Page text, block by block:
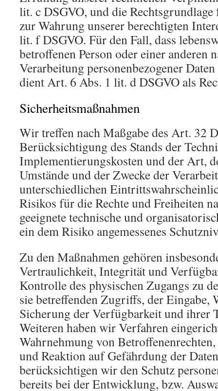
lit. c DSGVO, und die
zur Wahrung unserer berechtigten
lit. f DSGVO. Für den Fall, dass
betroffenen Person oder einer anderen
Verarbeitung personenbezogener
dient Art. 6 Abs. 1 lit. d DSGVO als
Sicherheitsmaßnahmen
Wir treffen nach Maßgabe des Art. 32
Berücksichtigung des Stands der
Implementierungskosten und der Art,
Umstände und der Zwecke der
unterschiedlichen
Risikos für die Rechte und Freiheiten
geeignete technische und
ein dem Risiko angemessenes
Zu den Maßnahmen gehören
Vertraulichkeit, Integrität und
Kontrolle des physischen Zugangs zu
sie betreffenden Zugriffs, der Eingabe,
Sicherung der Verfügbarkeit und ihrer
Weiteren haben wir Verfahren
Wahrnehmung von
und Reaktion auf Gefährdung der
berücksichtigen wir den Schutz
bereits bei der Entwicklung, bzw.